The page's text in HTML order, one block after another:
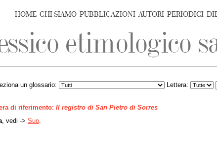
HOME CHI SIAMO PUBBLICAZIONI AUTORI PERIODICI
un glossario: Lettera:
di riferimento: Il registro di San Pietro di Sorres
, vedi -> Suo